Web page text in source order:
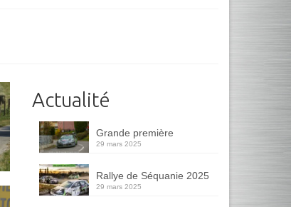
Actualité
Grande première
29 mars 2025
Rallye de Séquanie 2025
29 mars 2025